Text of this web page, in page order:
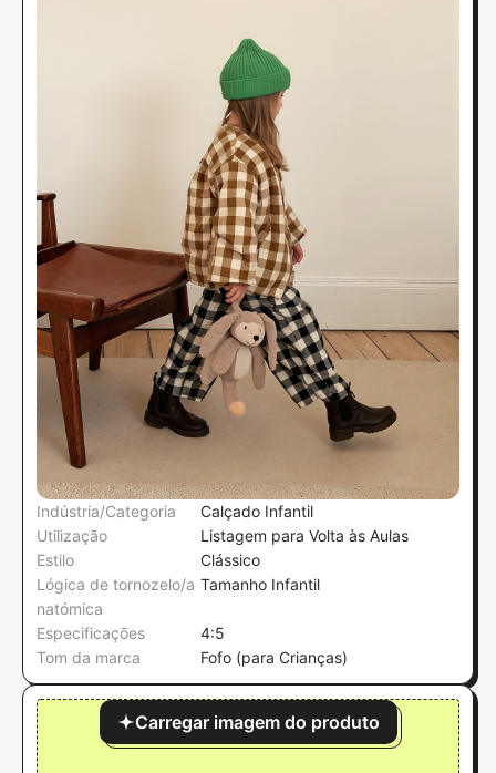
Indústria/Categoria
Calçado Infantil
Utilização
Listagem para Volta às Aulas
Estilo
Clássico
Lógica de tornozelo/a
natómica
Tamanho Infantil
Especificações
4:5
Tom da marca
Fofo (para Crianças)
Carregar imagem do produto